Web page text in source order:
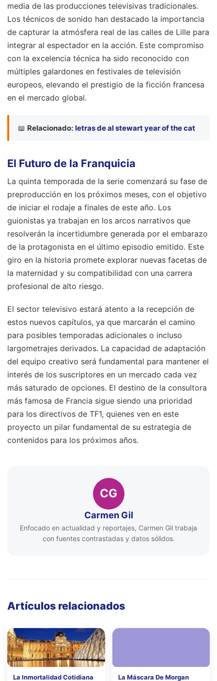
media de las producciones televisivas tradicionales.
Los técnicos de sonido han destacado la importancia
de capturar la atmósfera real de las calles de Lille para
integrar al espectador en la acción. Este compromiso
con la excelencia técnica ha sido reconocido con
múltiples galardones en festivales de televisión
europeos, elevando el prestigio de la ficción francesa
en el mercado global.
📖 Relacionado: letras de al stewart year of the cat
El Futuro de la Franquicia
La quinta temporada de la serie comenzará su fase de
preproducción en los próximos meses, con el objetivo
de iniciar el rodaje a finales de este año. Los
guionistas ya trabajan en los arcos narrativos que
resolverán la incertidumbre generada por el embarazo
de la protagonista en el último episodio emitido. Este
giro en la historia promete explorar nuevas facetas de
la maternidad y su compatibilidad con una carrera
profesional de alto riesgo.
El sector televisivo estará atento a la recepción de
estos nuevos capítulos, ya que marcarán el camino
para posibles temporadas adicionales o incluso
largometrajes derivados. La capacidad de adaptación
del equipo creativo será fundamental para mantener el
interés de los suscriptores en un mercado cada vez
más saturado de opciones. El destino de la consultora
más famosa de Francia sigue siendo una prioridad
para los directivos de TF1, quienes ven en este
proyecto un pilar fundamental de su estrategia de
contenidos para los próximos años.
CG
Carmen Gil
Enfocado en actualidad y reportajes, Carmen Gil trabaja
con fuentes contrastadas y datos sólidos.
Artículos relacionados
La Inmortalidad Cotidiana La Máscara De Morgan